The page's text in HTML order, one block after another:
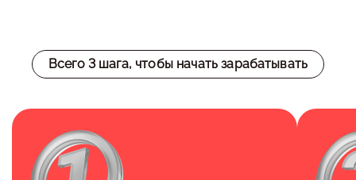
Всего 3 шага, чтобы начать зарабатывать